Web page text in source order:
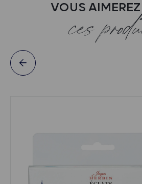
VOUS
ces